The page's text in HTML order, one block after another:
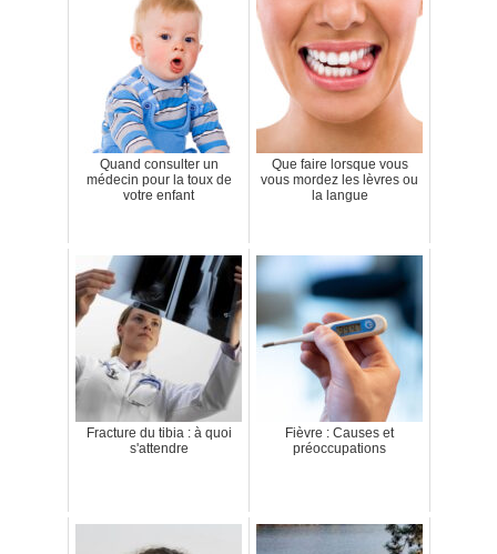
Quand consulter un
médecin pour la toux de
votre enfant
Que faire lorsque vous
vous mordez les lèvres ou
la langue
Fracture du tibia : à quoi
s'attendre
Fièvre : Causes et
préoccupations